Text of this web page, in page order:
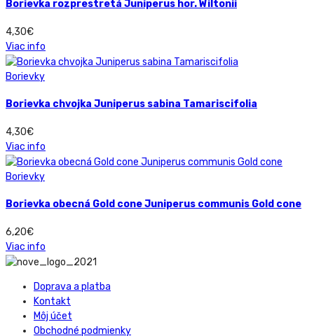
Borievka rozprestretá Juniperus hor. Wiltonii
4,30€
Viac info
Borievky
Borievka chvojka Juniperus sabina Tamariscifolia
4,30€
Viac info
Borievky
Borievka obecná Gold cone Juniperus communis Gold cone
6,20€
Viac info
Doprava a platba
Kontakt
Môj účet
Obchodné podmienky